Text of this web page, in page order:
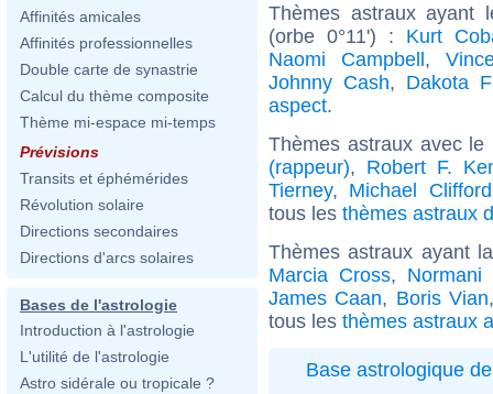
Affinités amicales
Affinités professionnelles
Double carte de synastrie
Calcul du thème composite
Thème mi-espace mi-temps
Prévisions
Transits et éphémérides
Révolution solaire
Directions secondaires
Directions d'arcs solaires
Bases de l'astrologie
Introduction à l'astrologie
L'utilité de l'astrologie
Astro sidérale ou tropicale ?
Thèmes astraux ayant
(orbe 0°11') : Kurt
Naomi Campbell,
Johnny Cash, Dakota
aspect.
Thèmes astraux avec
(rappeur), Robert F.
Tierney, Michael Clifford
tous les thèmes astraux
Thèmes astraux ayant
Marcia Cross, Normani
James Caan, Boris Vian
tous les thèmes astraux
Base astrologique